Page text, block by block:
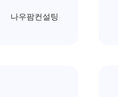
나우팜컨설팅